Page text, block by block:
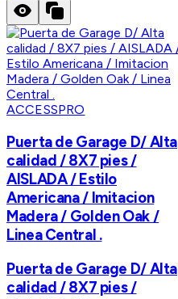
ACCESSPRO
Puerta de Garage D/ Alta
calidad / 8X7 pies /
AISLADA / Estilo
Americana / Imitacion
Madera / Golden Oak /
Linea Central .
Puerta de Garage D/ Alta
calidad / 8X7 pies /